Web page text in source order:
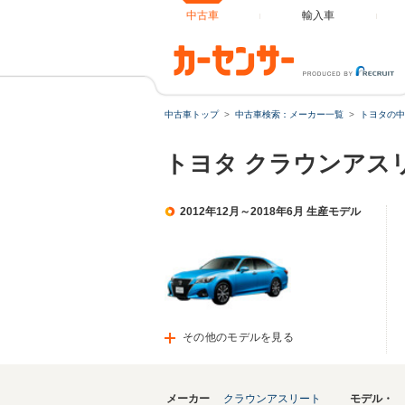
中古車 輸入車
中古車トップ 中古車検索：メーカー一覧 トヨタの
トヨタ クラウンアス
2012年12月～2018年6月 生産モデル
その他のモデルを見る
メーカー クラウンアスリート モデル・